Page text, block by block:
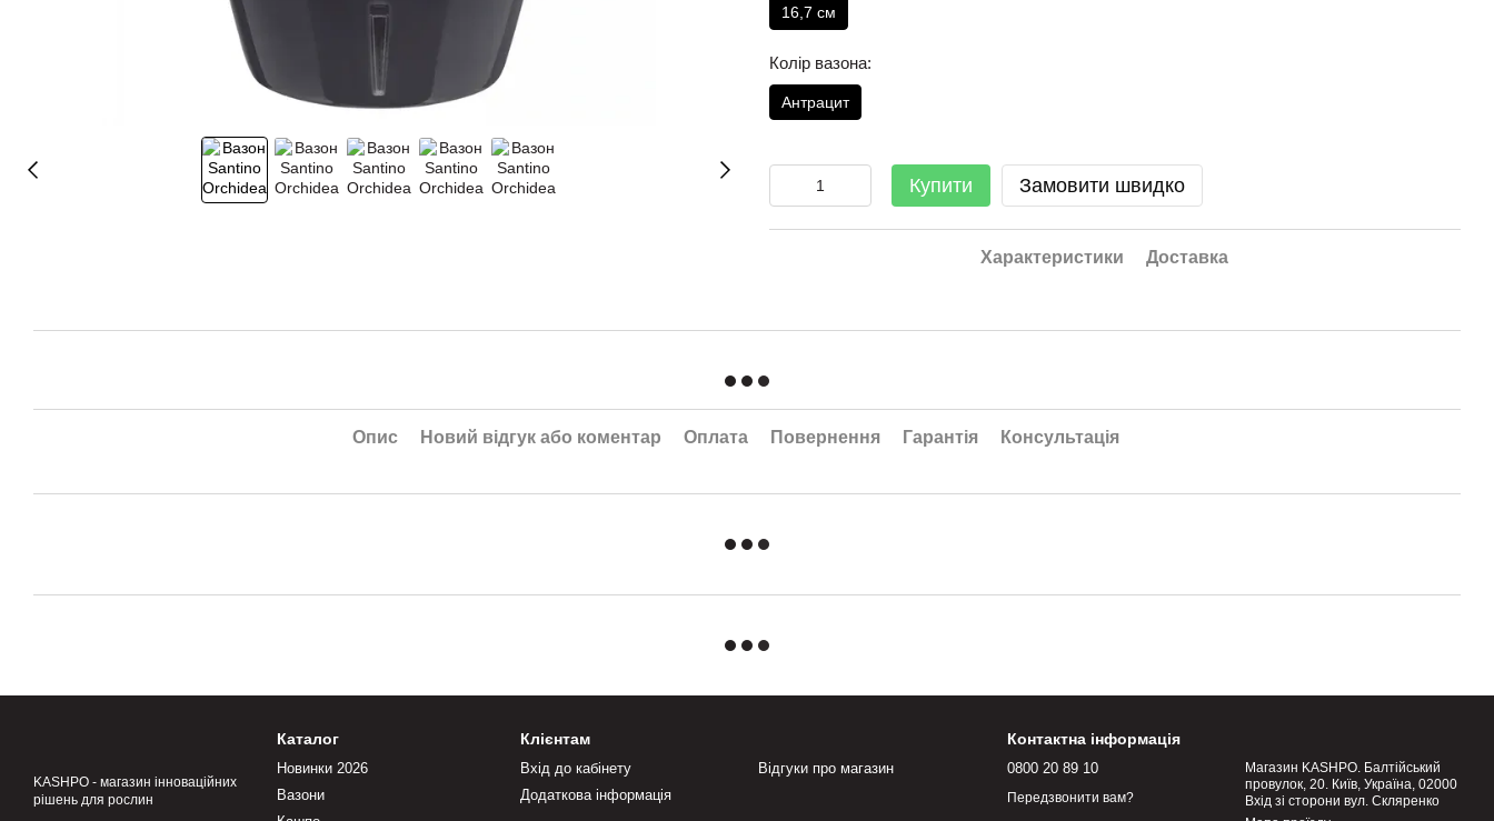
16,7 см
Колір вазона:
Антрацит
Купити Замовити швидко
Характеристики Доставка
Опис Новий відгук або коментар Оплата Повернення Гарантія Консультація
KASHPO - магазин інноваційних
рішень для рослин
Каталог
Новинки 2026
Вазони
Клієнтам
Вхід до кабінету
Додаткова інформація
Відгуки про магазин
Контактна інформація
0800 20 89 10
Передзвонити вам?
Магазин KASHPO. Балтійський
провулок, 20. Київ, Україна, 02000
Вхід зі сторони вул. Скляренко